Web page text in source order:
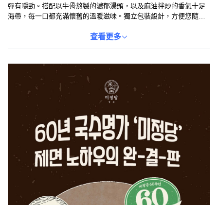
彈有嚼勁。搭配以牛骨熬製的濃郁湯頭，以及麻油拌炒的香氣十足
海帶，每一口都充滿懷舊的溫暖滋味。獨立包裝設計，方便您隨時
便又美味的選擇。無論是正餐或宵夜，都能讓您暖心又暖胃。
查看更多